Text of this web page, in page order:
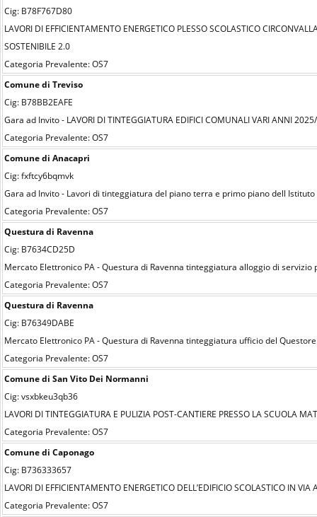
Cig: B78F767D80
LAVORI DI EFFICIENTAMENTO ENERGETICO PLESSO SCOLASTICO
SOSTENIBILE 2.0
Categoria Prevalente: OS7
Comune di Treviso
Cig: B78BB2EAFE
Gara ad Invito - LAVORI DI TINTEGGIATURA EDIFICI COMUNALI VARI ANNI
Categoria Prevalente: OS7
Comune di Anacapri
Cig: fxftcy6bqmvk
Gara ad Invito - Lavori di tinteggiatura del piano terra e primo piano dell
Categoria Prevalente: OS7
Questura di Ravenna
Cig: B7634CD25D
Mercato Elettronico PA - Questura di Ravenna tinteggiatura alloggio di servizio
Categoria Prevalente: OS7
Questura di Ravenna
Cig: B76349DABE
Mercato Elettronico PA - Questura di Ravenna tinteggiatura ufficio del
Categoria Prevalente: OS7
Comune di San Vito Dei Normanni
Cig: vsxbkeu3qb36
LAVORI DI TINTEGGIATURA E PULIZIA POST-CANTIERE PRESSO LA SCUOLA
Categoria Prevalente: OS7
Comune di Caponago
Cig: B736333657
LAVORI DI EFFICIENTAMENTO ENERGETICO DELL’EDIFICIO SCOLASTICO IN
Categoria Prevalente: OS7